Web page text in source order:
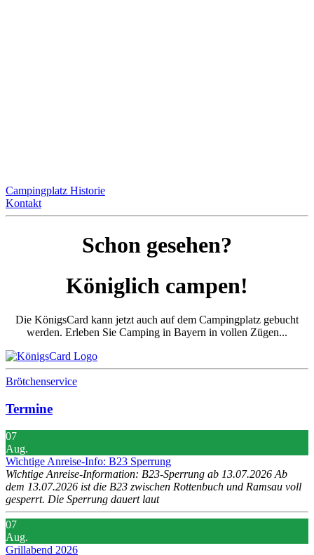
Campingplatz Historie
Kontakt
Schon gesehen?
Königlich campen!
Die KönigsCard kann jetzt auch auf dem Campingplatz gebucht
werden. Erleben Sie Camping in Bayern in vollen Zügen...
Brötchenservice
Termine
07
Aug.
Wichtige Anreise-Info: B23 Sperrung
Wichtige Anreise-Information: B23-Sperrung ab 13.07.2026 Ab
dem 13.07.2026 ist die B23 zwischen Rottenbuch und Ramsau voll
gesperrt. Die Sperrung dauert laut
07
Aug.
Grillabend 2026